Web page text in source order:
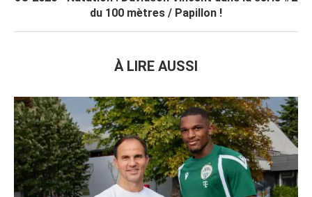
du 100 mètres / Papillon !
À LIRE AUSSI